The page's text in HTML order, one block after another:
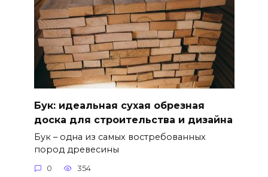
Бук: идеальная сухая обрезная
доска для строительства и дизайна
Бук – одна из самых востребованных
пород древесины
0 354